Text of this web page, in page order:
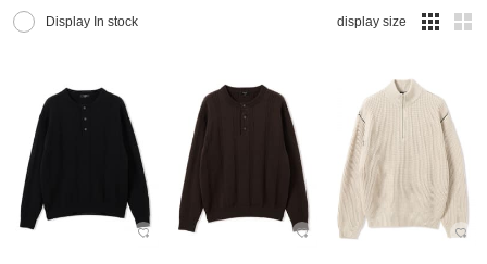
Display In stock display size